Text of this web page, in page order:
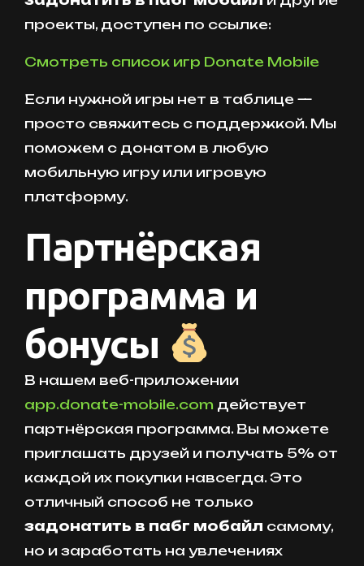
проекты, доступен по ссылке:
Смотреть список игр Donate Mobile
Если нужной игры нет в таблице —
просто свяжитесь с поддержкой. Мы
поможем с донатом в любую
мобильную игру или игровую
платформу.
Партнёрская
программа и
бонусы
В нашем веб-приложении
app.donate-mobile.com действует
партнёрская программа. Вы можете
приглашать друзей и получать 5% от
каждой их покупки навсегда. Это
отличный способ не только
задонатить в пабг мобайл самому,
но и заработать на увлечениях